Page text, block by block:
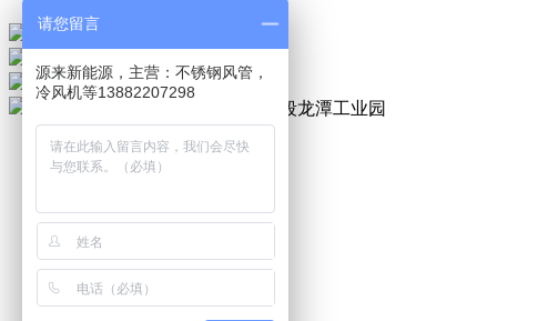
微信扫一扫
座机：028-83588650
成都市成华区东三环路二段龙潭工业园
网站首页
关于我们
产品展示
成功案例
服务项目
新闻中心
请您留言
源来新能源，主营：不锈钢风管，
冷风机等13882207298